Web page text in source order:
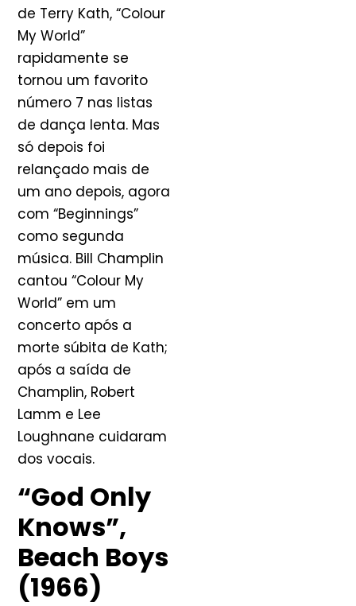
de Terry Kath, “Colour
My World”
rapidamente se
tornou um favorito
número 7 nas listas
de dança lenta. Mas
só depois foi
relançado mais de
um ano depois, agora
com “Beginnings”
como segunda
música. Bill Champlin
cantou “Colour My
World” em um
concerto após a
morte súbita de Kath;
após a saída de
Champlin, Robert
Lamm e Lee
Loughnane cuidaram
dos vocais.
“God Only
Knows”,
Beach Boys
(1966)